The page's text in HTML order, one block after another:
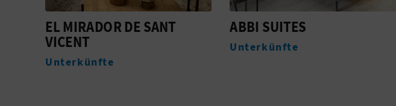
ABBI SUITES
Unterkünfte
IGLESIA PARROQUIAL
DE LA ASUNCIÓN DE
NUESTRA SEÑORA